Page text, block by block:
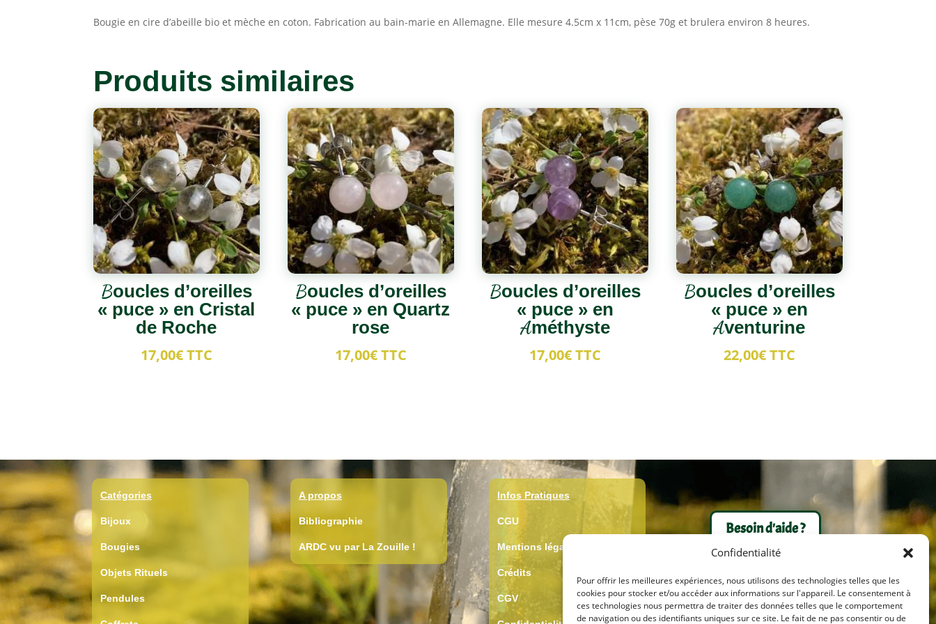
Confidentialité
Pour offrir les meilleures expériences, nous utilisons des technologies telles que les
cookies pour stocker et/ou accéder aux informations sur l'appareil. Le consentement à
ces technologies nous permettra de traiter des données telles que le comportement
de navigation ou des identifiants uniques sur ce site. Le fait de ne pas consentir ou de
Bougie en cire d’abeille bio et mèche en coton. Fabrication au bain-marie en Allemagne. Elle mesure 4.5cm x 11cm, pèse 70g et brulera environ 8 heures.
Produits similaires
Boucles d’oreilles
« puce » en Cristal
de Roche
17,00€TTC
Boucles d’oreilles
« puce » en Quartz
rose
17,00€TTC
Boucles d’oreilles
« puce » en
Améthyste
17,00€TTC
Boucles d’oreilles
« puce » en
Aventurine
22,00€TTC
Catégories
Bijoux
Bougies
Objets Rituels
Pendules
A propos
Bibliographie
ARDC vu par La Zouille !
Infos Pratiques
CGU
Mentions légales
Crédits
CGV
Besoin d'aide ?